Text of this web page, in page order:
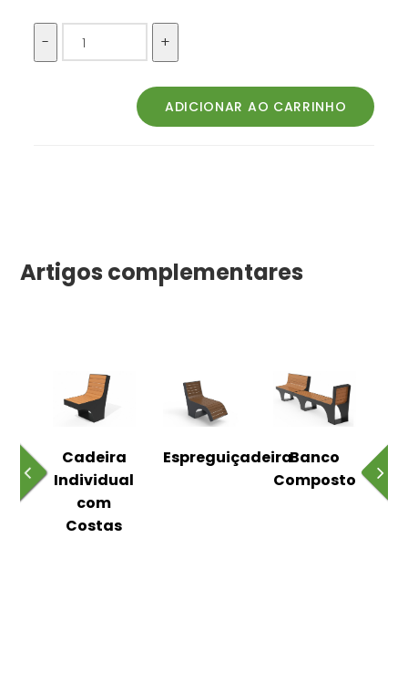
Artigos complementares
Cadeira
Individual
com
Costas
EspreguiçadeiraBanco
Composto